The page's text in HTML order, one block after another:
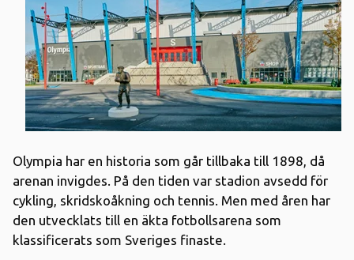
Olympia har en historia som går tillbaka till 1898, då
arenan invigdes. På den tiden var stadion avsedd för
cykling, skridskoåkning och tennis. Men med åren har
den utvecklats till en äkta fotbollsarena som
klassificerats som Sveriges finaste.